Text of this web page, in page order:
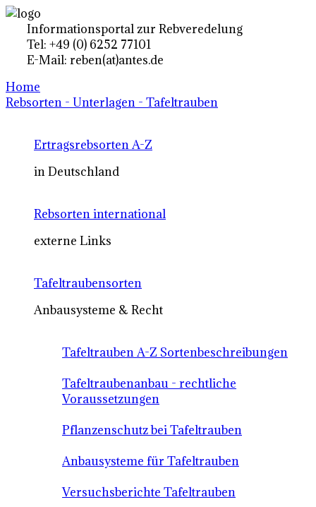
Informationsportal zur Rebveredelung
Tel: +49 (0) 6252 77101
E-Mail: reben(at)antes.de
Home
Rebsorten - Unterlagen - Tafeltrauben
Ertragsrebsorten A-Z
in Deutschland
Rebsorten international
externe Links
Tafeltraubensorten
Anbausysteme & Recht
Tafeltrauben A-Z Sortenbeschreibungen
Tafeltraubenanbau - rechtliche
Voraussetzungen
Pflanzenschutz bei Tafeltrauben
Anbausysteme für Tafeltrauben
Versuchsberichte Tafeltrauben